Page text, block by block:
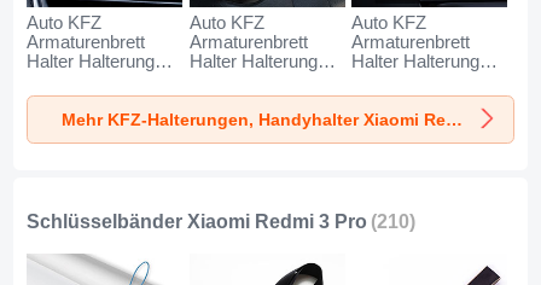
Auto KFZ
Armaturenbrett
Halter Halterung
AutoHalter
Halterungung
Handy BS6 für
Auto KFZ
Armaturenbrett
Halter Halterung
AutoHalter
Halterungung
Handy BS3 für
Auto KFZ
Armaturenbrett
Halter Halterung
AutoHalter
Halterungung
Magnet Handy BS1
Mehr KFZ-Halterungen, Handyhalter Xiaomi Redmi 3 Pro
Schlüsselbänder Xiaomi Redmi 3 Pro (210)